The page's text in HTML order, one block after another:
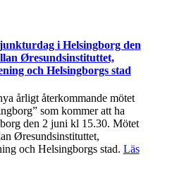
i Helsingborg den
Øresundsinstituttet,
och Helsingborgs stad
årligt återkommande mötet
som kommer att ha
den 2 juni kl 15.30. Mötet
Øresundsinstituttet,
och Helsingborgs stad. Läs